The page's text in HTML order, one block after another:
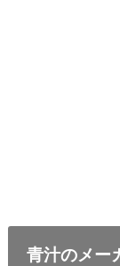
青汁のメー